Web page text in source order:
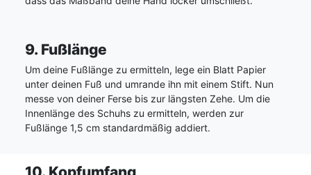
9. Fußlänge
Um deine Fußlänge zu ermitteln, lege ein Blatt Papier
unter deinen Fuß und umrande ihn mit einem Stift. Nun
messe von deiner Ferse bis zur längsten Zehe. Um die
Innenlänge des Schuhs zu ermitteln, werden zur
Fußlänge 1,5 cm standardmäßig addiert.